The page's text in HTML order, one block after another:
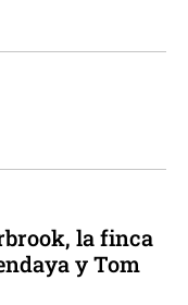
la finca
y Tom